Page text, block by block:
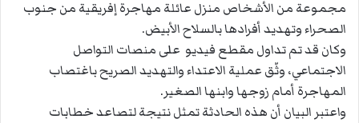
مجموعة من الأشخاص منزل عائلة مهاجرة إفريقية من جنوب
الصحراء وتهديد أفرادها بالسلاح الأبيض.
وكان قد تم تداول مقطع فيديو على منصات التواصل
الاجتماعي، وثّق عملية الاعتداء والتهديد الصريح باغتصاب
المهاجرة أمام زوجها وابنها الصغير.
واعتبر البيان أن هذه الحادثة تمثل نتيجة لتصاعد خطابات